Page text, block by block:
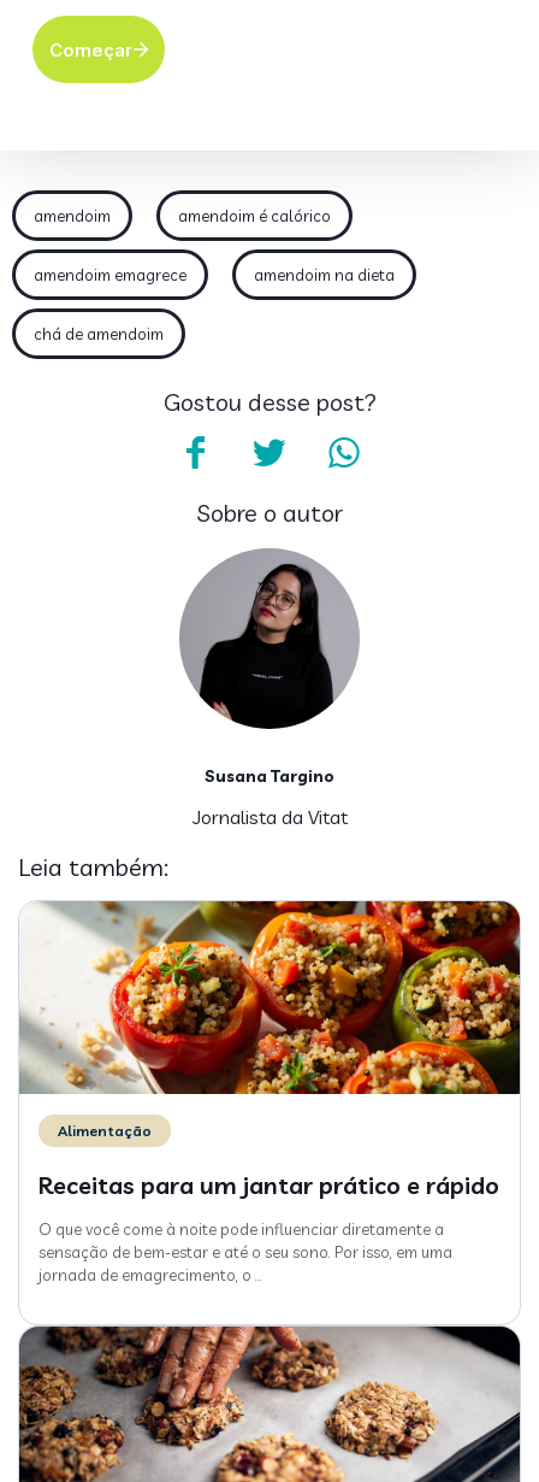
amendoim amendoim é calórico
amendoim emagrece amendoim na dieta
chá de amendoim
Gostou desse post?
Sobre o autor
Susana Targino
Jornalista da Vitat
Leia também:
Alimentação
Receitas para um jantar prático e rápido
O que você come à noite pode influenciar diretamente a
sensação de bem-estar e até o seu sono. Por isso, em uma
jornada de emagrecimento, o …